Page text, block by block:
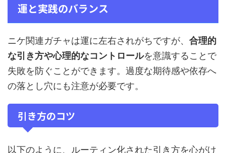
運と実践のバランス
ニケ関連ガチャは運に左右されがちですが、 合理的
な引き方や心理的なコントロールを意識することで
失敗を防ぐことができます。過度な期待感や依存へ
の落とし穴にも注意が必要です。
引き方のコツ
以下のように、ルーティン化された引き方を心がけ